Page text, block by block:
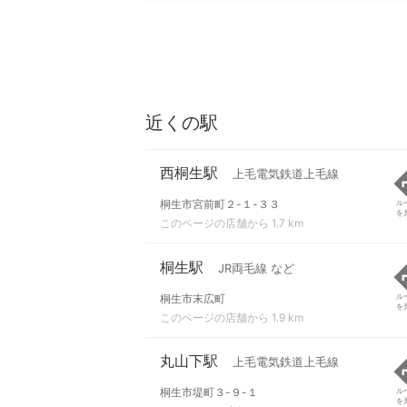
近くの駅
西桐生駅 上毛電気鉄道上毛線
桐生市宮前町２-１-３３
このページの店舗から 1.7 km
ル
を
桐生駅 JR両毛線 など
桐生市末広町
このページの店舗から 1.9 km
ル
を
丸山下駅 上毛電気鉄道上毛線
桐生市堤町３-９-１
ル
を